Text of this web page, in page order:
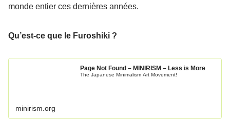
monde entier ces dernières années.
Qu’est-ce que le Furoshiki ?
Page Not Found – MINIRISM – Less is More
The Japanese Minimalism Art Movement!
minirism.org